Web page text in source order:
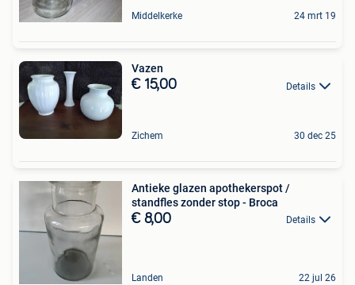
Middelkerke 24 mrt 19
Vazen
€ 15,00 Details
Zichem 30 dec 25
Antieke glazen apothekerspot /
standfles zonder stop - Broca
€ 8,00 Details
Landen 22 jul 26